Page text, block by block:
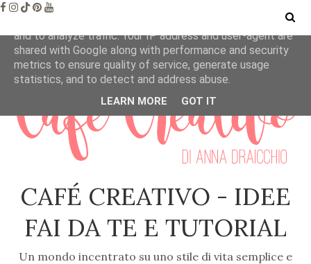
CAFÉ CREATIVO - IDEE
FAI DA TE E TUTORIAL
Un mondo incentrato su uno stile di vita semplice e
This site uses cookies from Google to deliver its services
and to analyze traffic. Your IP address and user-agent are
shared with Google along with performance and security
metrics to ensure quality of service, generate usage
statistics, and to detect and address abuse.
LEARN MORE GOT IT